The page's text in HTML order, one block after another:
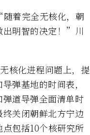
着完全无核化，朝
出明智的决定！”川
核化进程问题上，提
弹基地的时间表，
道导弹全面清单时
关闭朝鲜北方宁边
包括10个核研究所